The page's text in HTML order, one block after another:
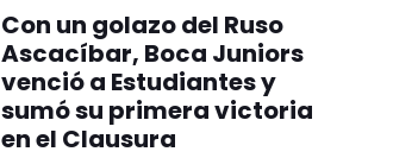
Con un golazo del Ruso
Ascacíbar, Boca Juniors
venció a Estudiantes y
sumó su primera victoria
en el Clausura